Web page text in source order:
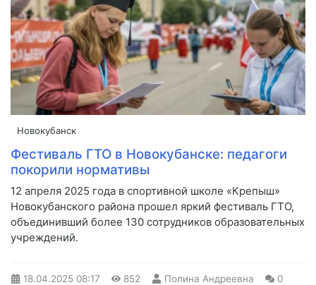
Новокубанск
Фестиваль ГТО в Новокубанске: педагоги
покорили нормативы
12 апреля 2025 года в спортивной школе «Крепыш»
Новокубанского района прошел яркий фестиваль ГТО,
объединивший более 130 сотрудников образовательных
учреждений.
18.04.2025 08:17 852 Полина Андреевна 0